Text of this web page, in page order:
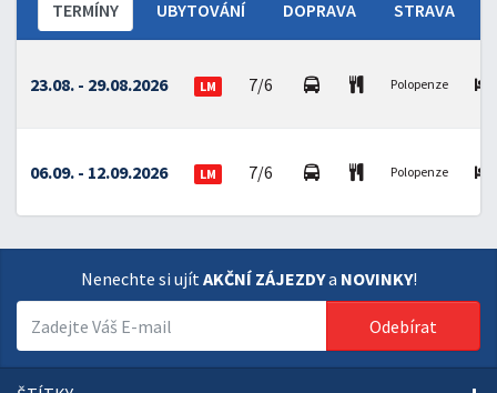
TERMÍNY UBYTOVÁNÍ DOPRAVA STRAVA
23.08. - 29.08.2026 LM 7/6 Polopenze
06.09. - 12.09.2026 LM 7/6 Polopenze
Nenechte si ujítAKČNÍ ZÁJEZDYa NOVINKY!
Odebírat